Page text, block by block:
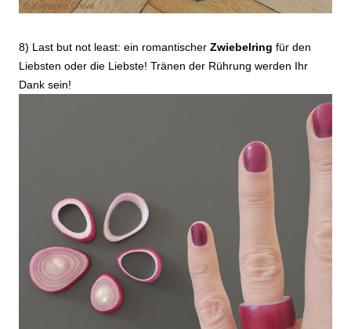
8) Last but not least: ein romantischer Zwiebelring für den
Liebsten oder die Liebste! Tränen der Rührung werden Ihr
Dank sein!